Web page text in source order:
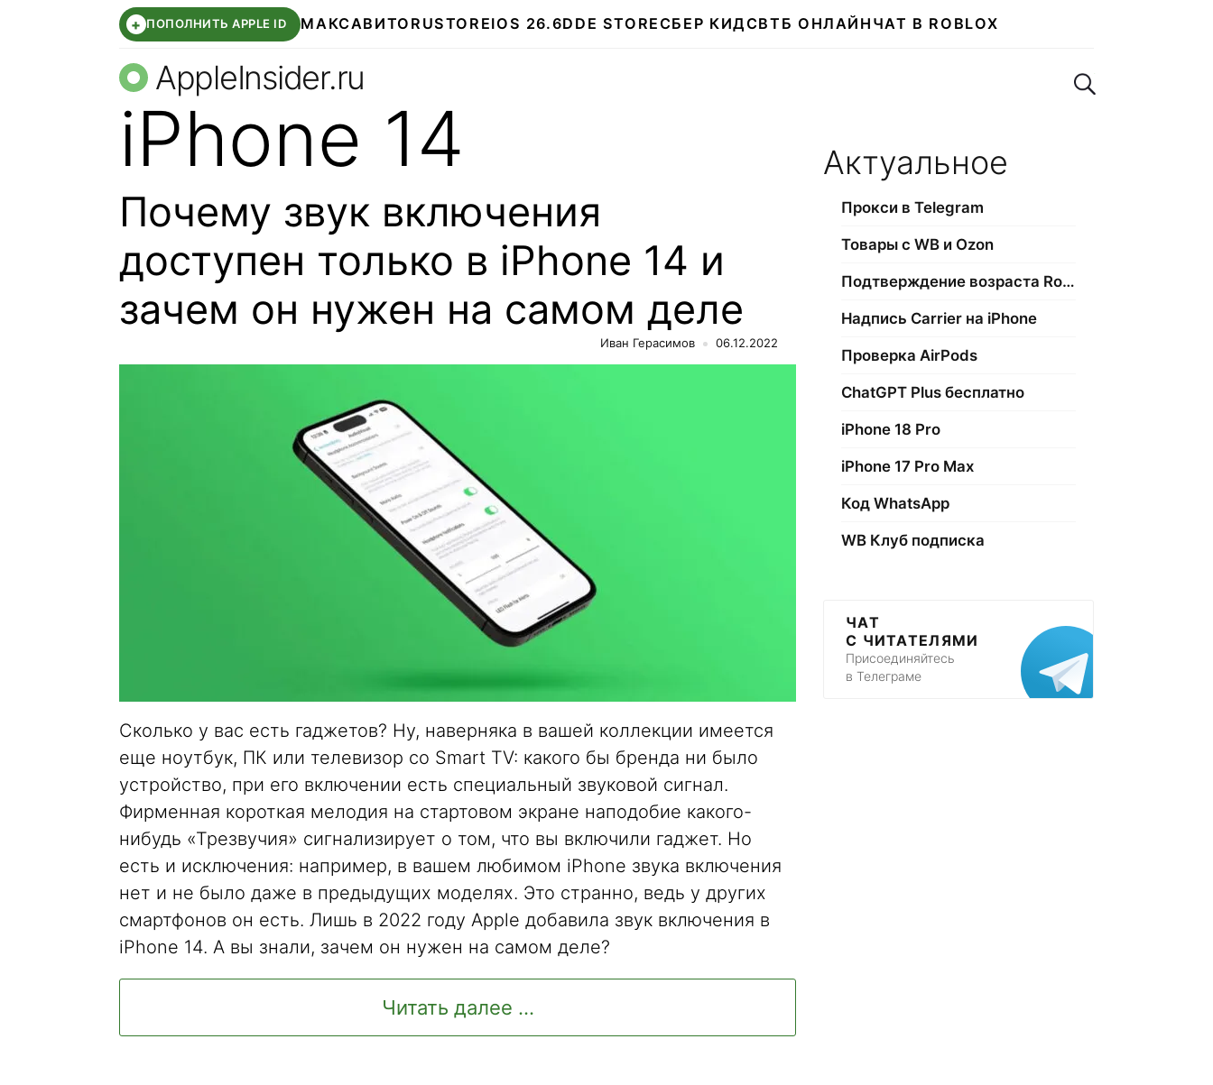
+ ПОПОЛНИТЬ APPLE ID МАКСАВИТО RUSTOREIOS 26.6DDE STORE СБЕР КИДСВТБ ОНЛАЙН ЧАТ В ROBLOX
AppleInsider.ru Поиск по сайту
iPhone 14
Почему звук включения
доступен только в iPhone 14 и
зачем он нужен на самом деле
Иван Герасимов 06.12.2022
Сколько у вас есть гаджетов? Ну, наверняка в вашей коллекции имеется
еще ноутбук, ПК или телевизор со Smart TV: какого бы бренда ни было
устройство, при его включении есть специальный звуковой сигнал.
Фирменная короткая мелодия на стартовом экране наподобие какого-
нибудь «Трезвучия» сигнализирует о том, что вы включили гаджет. Но
есть и исключения: например, в вашем любимом iPhone звука включения
нет и не было даже в предыдущих моделях. Это странно, ведь у других
смартфонов он есть. Лишь в 2022 году Apple добавила звук включения в
iPhone 14. А вы знали, зачем он нужен на самом деле?
Читать далее ...
Актуальное
Прокси в Telegram
Товары с WB и Ozon
Подтверждение возраста Roblox
Надпись Carrier на iPhone
Проверка AirPods
ChatGPT Plus бесплатно
iPhone 18 Pro
iPhone 17 Pro Max
Код WhatsApp
WB Клуб подписка
ЧАТ
С ЧИТАТЕЛЯМИ
Присоединяйтесь
в Телеграме